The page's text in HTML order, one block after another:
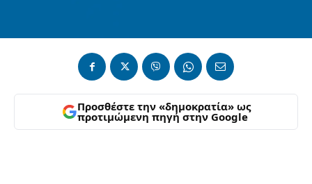
Προσθέστε την «δημοκρατία» ως
προτιμώμενη πηγή στην Google